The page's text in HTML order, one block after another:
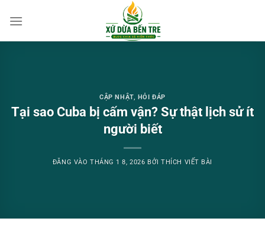
qua
CẬP NHẬT, HỎI ĐÁP
Tại sao Cuba bị cấm vận? Sự thật lịch sử ít
người biết
ĐĂNG VÀO THÁNG 1 8, 2026 BỞITHÍCH VIẾT BÀI